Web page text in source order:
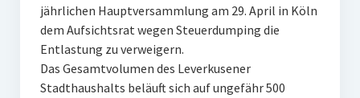
jährlichen Hauptversammlung am 29. April in Köln
dem Aufsichtsrat wegen Steuerdumping die
Entlastung zu verweigern.
Das Gesamtvolumen des Leverkusener
Stadthaushalts beläuft sich auf ungefähr 500